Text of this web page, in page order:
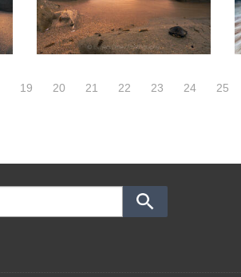
19 20 21 22 23 24 25